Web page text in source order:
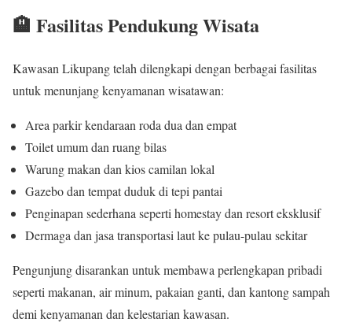
🏨 Fasilitas Pendukung Wisata
Kawasan Likupang telah dilengkapi dengan berbagai fasilitas
untuk menunjang kenyamanan wisatawan:
Area parkir kendaraan roda dua dan empat
Toilet umum dan ruang bilas
Warung makan dan kios camilan lokal
Gazebo dan tempat duduk di tepi pantai
Penginapan sederhana seperti homestay dan resort eksklusif
Dermaga dan jasa transportasi laut ke pulau-pulau sekitar
Pengunjung disarankan untuk membawa perlengkapan pribadi
seperti makanan, air minum, pakaian ganti, dan kantong sampah
demi kenyamanan dan kelestarian kawasan.